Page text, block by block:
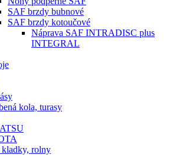
SAF brzdy bubnové
SAF brzdy kotoučové
Náprava SAF INTRADISC plus
INTEGRAL
kola, turasy
kladky, rolny